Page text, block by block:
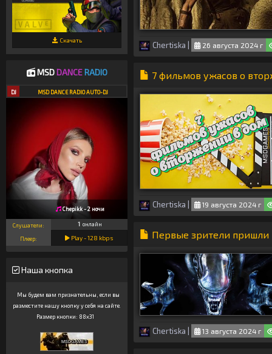
Скачать
MSDDANCE RADIO
DJ MSD DANCE RADIO AUTO-DJ
Chepikk - 2 ночи
Слушатели: 1 онлайн
Плеер: Play -128 kbps
Наша кнопка
Мы будем вам признательны, если вы
разместите нашу кнопку у себя на сайте.
Размер кнопки: 88x31
Chertiska | 26 августа 2024 г
7 фильмов ужасов о
Chertiska 19 августа 2024 г
Первые зрители пришли
Chertiska 13 августа 2024 г